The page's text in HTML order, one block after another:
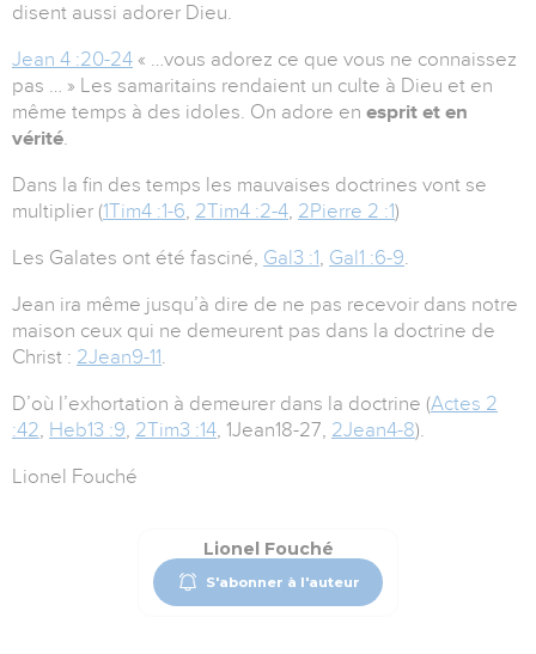
disent aussi adorer Dieu.
Jean 4 :20-24 « …vous adorez ce que vous ne connaissez
pas … » Les samaritains rendaient un culte à Dieu et en
même temps à des idoles. On adore en esprit et en
vérité.
Dans la fin des temps les mauvaises doctrines vont se
multiplier (1Tim4 :1-6, 2Tim4 :2-4, 2Pierre 2 :1)
Les Galates ont été fasciné, Gal3 :1, Gal1 :6-9.
Jean ira même jusqu’à dire de ne pas recevoir dans notre
maison ceux qui ne demeurent pas dans la doctrine de
Christ : 2Jean9-11.
D’où l’exhortation à demeurer dans la doctrine (Actes 2
:42, Heb13 :9, 2Tim3 :14, 1Jean18-27, 2Jean4-8).
Lionel Fouché
Lionel Fouché
S'abonner à l'auteur